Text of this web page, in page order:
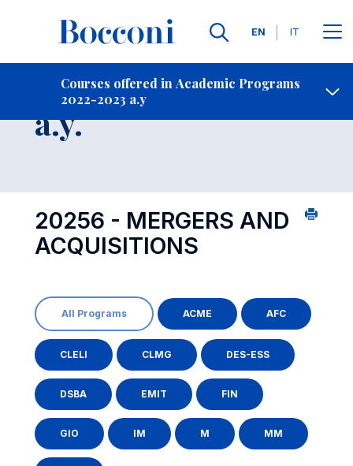
Languages
EN IT
Courses offered in Academic Programs
2022-2023 a.y
Contact Us
Course 2022-2023
a.y.
20256 - MERGERS AND
ACQUISITIONS
All Programs ACME AFC
CLELI CLMG DES-ESS
DSBA EMIT FIN
GIO IM M MM